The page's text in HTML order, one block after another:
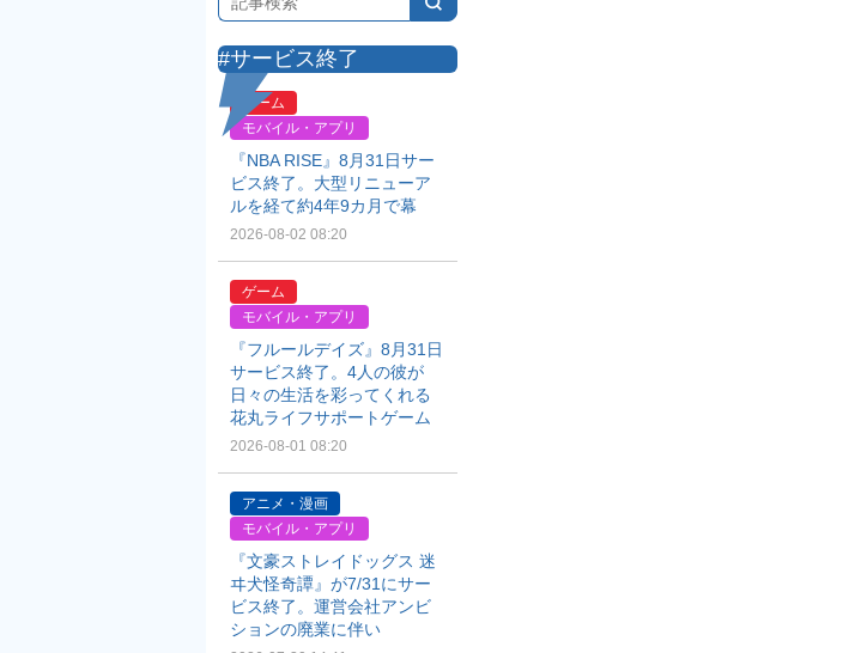
#サービス終了
ゲーム
モバイル・アプリ
『NBA RISE』8月31日サー
ビス終了。大型リニューア
ルを経て約4年9カ月で幕
2026-08-02 08:20
ゲーム
モバイル・アプリ
『フルールデイズ』8月31日
サービス終了。4人の彼が
日々の生活を彩ってくれる
花丸ライフサポートゲーム
2026-08-01 08:20
アニメ・漫画
モバイル・アプリ
『文豪ストレイドッグス 迷
ヰ犬怪奇譚』が7/31にサー
ビス終了。運営会社アンビ
ションの廃業に伴い